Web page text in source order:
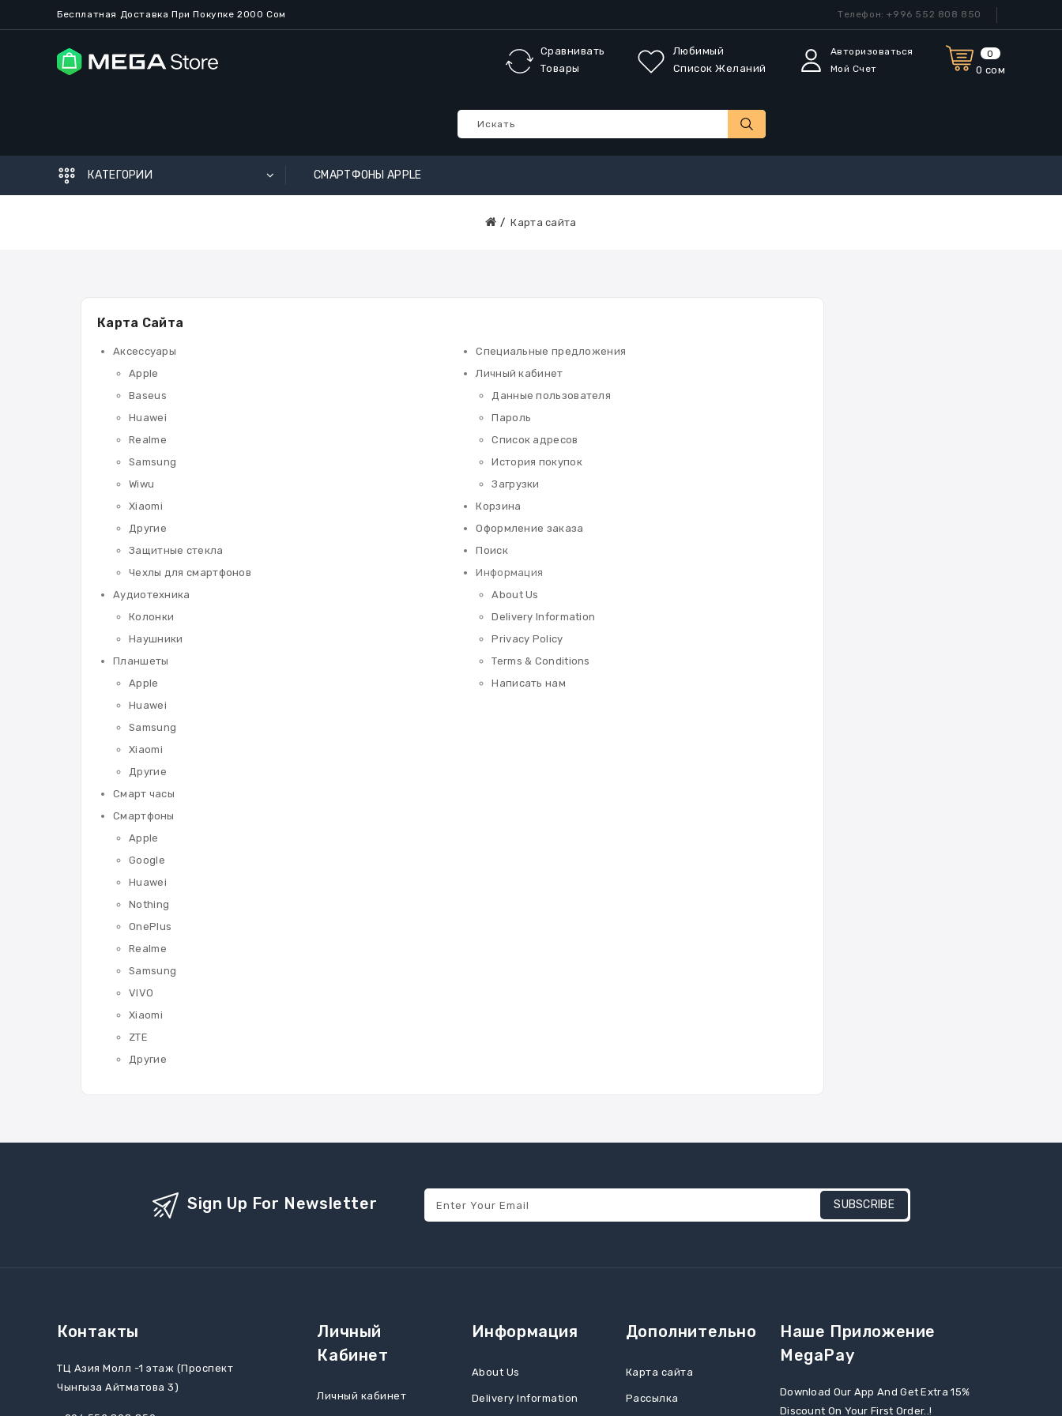
Бесплатная Доставка При Покупке 2000 Сом Телефон: +996 552 808 850
0
0 сом
Авторизоваться
Мой Счет
Любимый
Список Желаний
Сравнивать
Товары
КАТЕГОРИИ СМАРТФОНЫ APPLE
Карта сайта
Карта Сайта
Аксессуары
Apple
Baseus
Huawei
Realme
Samsung
Wiwu
Xiaomi
Другие
Защитные стекла
Чехлы для смартфонов
Аудиотехника
Колонки
Наушники
Планшеты
Apple
Huawei
Samsung
Xiaomi
Другие
Смарт часы
Смартфоны
Apple
Google
Huawei
Nothing
OnePlus
Realme
Samsung
VIVO
Xiaomi
ZTE
Другие
Специальные предложения
Личный кабинет
Данные пользователя
Пароль
Список адресов
История покупок
Загрузки
Корзина
Оформление заказа
Поиск
Информация
About Us
Delivery Information
Privacy Policy
Terms & Conditions
Написать нам
Sign Up For Newsletter SUBSCRIBE
Контакты
ТЦ Азия Молл -1 этаж (Проспект
Чынгыза Айтматова 3)
Личный
Кабинет
Личный кабинет
Информация
About Us
Delivery Information
Дополнительно
Карта сайта
Рассылка
Наше Приложение
MegaPay
Download Our App And Get Extra 15%
Discount On Your First Order..!